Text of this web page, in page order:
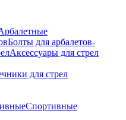
Болты для арбалетов-
Аксессуары для стрел
Спортивные